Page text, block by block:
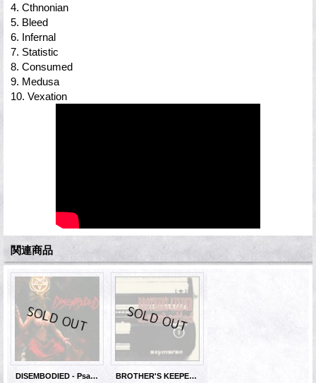
4. Cthnonian
5. Bleed
6. Infernal
7. Statistic
8. Consumed
9. Medusa
10. Vexation
関連商品
DISEMBODIED - Psalms Of Sheol [CD] BROTHER'S KEEPER / DISEMBODIED - Oxymoron Split [CD]